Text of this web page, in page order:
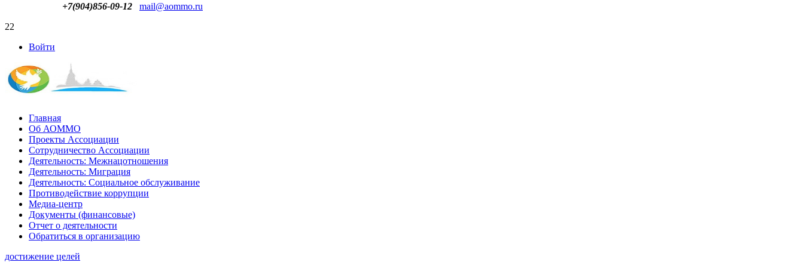
+7(904)856-09-12
mail@aommo.ru
22
Войти
Главная
Об АОММО
Проекты Ассоциации
Сотрудничество Ассоциации
Деятельность: Межнацотношения
Деятельность: Миграция
Деятельность: Социальное обслуживание
Противодействие коррупции
Медиа-центр
Документы (финансовые)
Отчет о деятельности
Обратиться в организацию
достижение целей